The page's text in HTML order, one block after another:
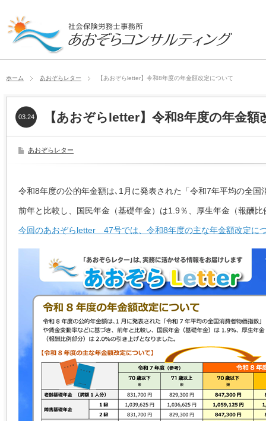
ホーム あおぞらレター 【あおぞらletter】令和8年度の年金額改定について
【あおぞらletter】令和8年度の年金額
03.24
あおぞらレター
令和8年度の公的年金額は､1月に発表された「令和7年平均の全
前年と比較し、国民年金（基礎年金）は1.9％、厚生年金（報酬
今回のあおぞらletter 47号では、令和8年度の主な年金額改定に